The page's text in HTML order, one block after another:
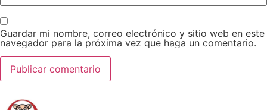
Guardar mi nombre, correo electrónico y sitio web en este
navegador para la próxima vez que haga un comentario.